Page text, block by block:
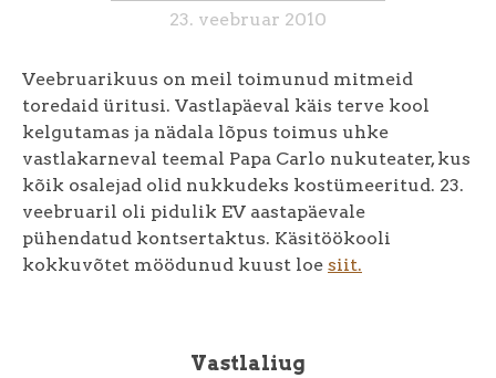
23. veebruar 2010
Veebruarikuus on meil toimunud mitmeid
toredaid üritusi. Vastlapäeval käis terve kool
kelgutamas ja nädala lõpus toimus uhke
vastlakarneval teemal Papa Carlo nukuteater, kus
kõik osalejad olid nukkudeks kostümeeritud. 23.
veebruaril oli pidulik EV aastapäevale
pühendatud kontsertaktus. Käsitöökooli
kokkuvõtet möödunud kuust loe siit.
Vastlaliug